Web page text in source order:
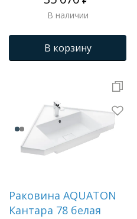
В наличии
В корзину
Раковина AQUATON
Кантара 78 белая